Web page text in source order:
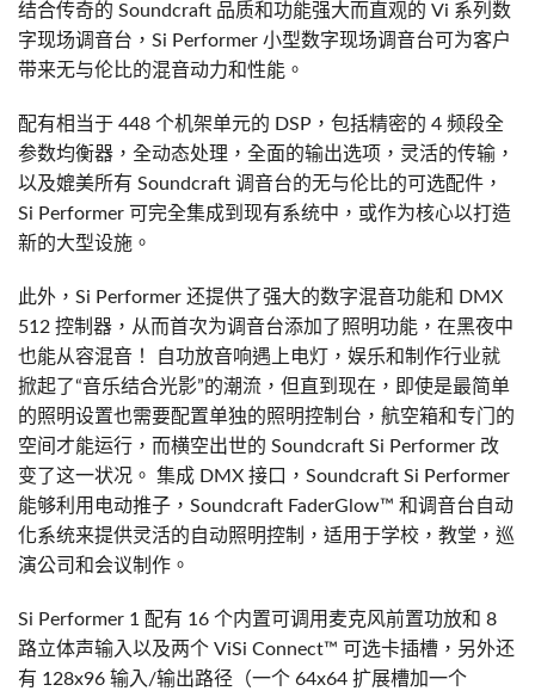
结合传奇的 Soundcraft 品质和功能强大而直观的 Vi 系列数
字现场调音台，Si Performer 小型数字现场调音台可为客户
带来无与伦比的混音动力和性能。
配有相当于 448 个机架单元的 DSP，包括精密的 4 频段全
参数均衡器，全动态处理，全面的输出选项，灵活的传输，
以及媲美所有 Soundcraft 调音台的无与伦比的可选配件，
Si Performer 可完全集成到现有系统中，或作为核心以打造
新的大型设施。
此外，Si Performer 还提供了强大的数字混音功能和 DMX
512 控制器，从而首次为调音台添加了照明功能，在黑夜中
也能从容混音！ 自功放音响遇上电灯，娱乐和制作行业就
掀起了“音乐结合光影”的潮流，但直到现在，即使是最简单
的照明设置也需要配置单独的照明控制台，航空箱和专门的
空间才能运行，而横空出世的 Soundcraft Si Performer 改
变了这一状况。 集成 DMX 接口，Soundcraft Si Performer
能够利用电动推子，Soundcraft FaderGlow™ 和调音台自动
化系统来提供灵活的自动照明控制，适用于学校，教堂，巡
演公司和会议制作。
Si Performer 1 配有 16 个内置可调用麦克风前置功放和 8
路立体声输入以及两个 ViSi Connect™ 可选卡插槽，另外还
有 128x96 输入/输出路径（一个 64x64 扩展槽加一个